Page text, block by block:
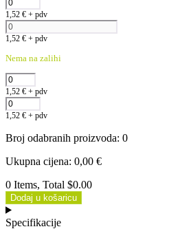
1,52 € + pdv
1,52 € + pdv
Nema na zalihi
1,52 € + pdv
1,52 € + pdv
Broj odabranih proizvoda: 0
Ukupna cijena: 0,00 €
0 Items, Total $0.00
Dodaj u košaricu
Specifikacije